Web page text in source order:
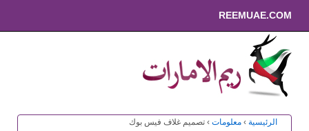
REEMUAE.COM
الرئيسية › معلومات › تصميم غلاف فيس بوك